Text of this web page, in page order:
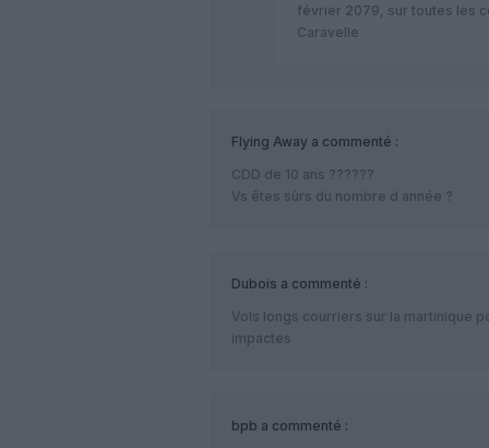
février 2079, sur toutes les
Caravelle
Flying Away a commenté :
CDD de 10 ans ??????
Vs êtes sûrs du nombre d année ?
Dubois a commenté :
Vols longs courriers sur la martinique
impactes
bpb a commenté :